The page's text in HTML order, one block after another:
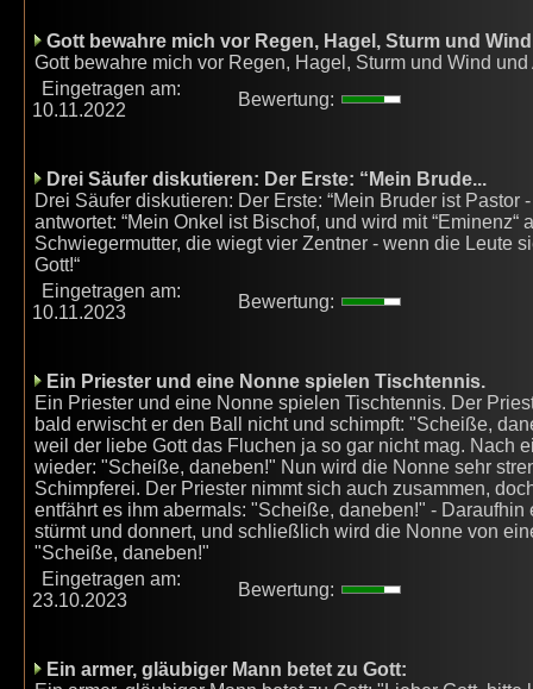
Gott bewahre mich vor Regen, Hagel, Sturm und
Gott bewahre mich vor Regen, Hagel, Sturm und Wind
Eingetragen am:
10.11.2022
Bewertung:
Drei Säufer diskutieren: Der Erste: “Mein Brude...
Drei Säufer diskutieren: Der Erste: “Mein Bruder ist Pastor
antwortet: “Mein Onkel ist Bischof, und wird mit “Eminenz“
Schwiegermutter, die wiegt vier Zentner - wenn die Leute
Gott!“
Eingetragen am:
10.11.2023
Bewertung:
Ein Priester und eine Nonne spielen Tischtennis.
Ein Priester und eine Nonne spielen Tischtennis. Der
bald erwischt er den Ball nicht und schimpft: "Scheiße,
weil der liebe Gott das Fluchen ja so gar nicht mag. Nach
wieder: "Scheiße, daneben!" Nun wird die Nonne sehr
Schimpferei. Der Priester nimmt sich auch zusammen,
entfährt es ihm abermals: "Scheiße, daneben!" -
stürmt und donnert, und schließlich wird die Nonne von
"Scheiße, daneben!"
Eingetragen am:
23.10.2023
Bewertung:
Ein armer, gläubiger Mann betet zu Gott: